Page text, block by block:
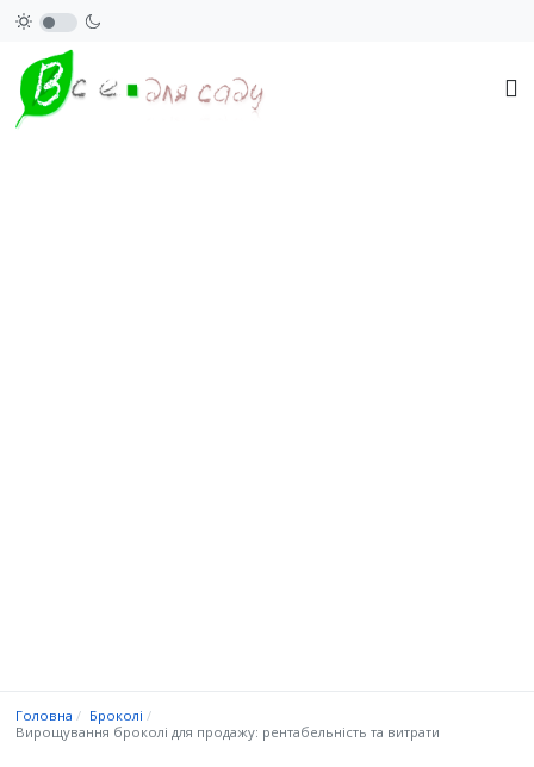
Головна
Броколі
Вирощування броколі для продажу: рентабельність та витрати